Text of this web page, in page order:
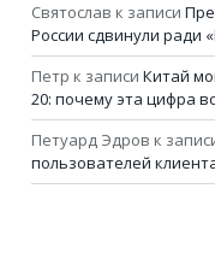
Святослав к записи
России сдвинули ради
Петр к записи Китай
20: почему эта цифра
Петуард Эдров к
пользователей